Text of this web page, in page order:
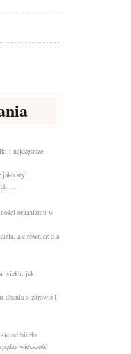
i najczęstsze
jako styl
…
organizmu w
ale również dla
wieku: jak
dbania o zdrowie i
od biurka
większość